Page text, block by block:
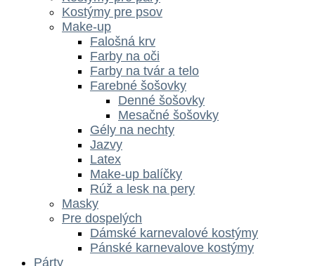
Kostýmy pre psov
Make-up
Falošná krv
Farby na oči
Farby na tvár a telo
Farebné šošovky
Denné šošovky
Mesačné šošovky
Gély na nechty
Jazvy
Latex
Make-up balíčky
Rúž a lesk na pery
Masky
Pre dospelých
Dámské karnevalové kostýmy
Pánské karnevalove kostýmy
Párty